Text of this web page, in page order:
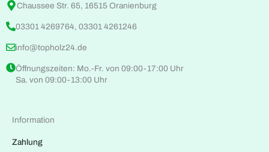
Chaussee Str. 65, 16515 Oranienburg
03301 4269764, 03301 4261246
info@topholz24.de
Öffnungszeiten: Mo.-Fr. von 09:00-17:00 Uhr
Sa. von 09:00-13:00 Uhr
Information
Zahlung